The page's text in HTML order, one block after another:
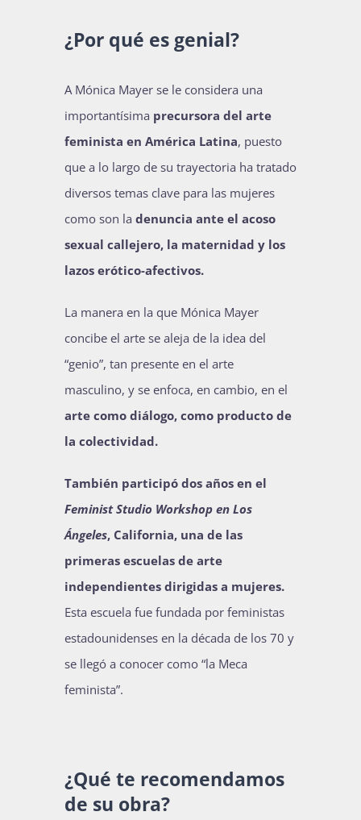
¿Por qué es genial?
A Mónica Mayer se le considera una
importantísima precursora del arte
feminista en América Latina, puesto
que a lo largo de su trayectoria ha tratado
diversos temas clave para las mujeres
como son la denuncia ante el acoso
sexual callejero, la maternidad y los
lazos erótico-afectivos.
La manera en la que Mónica Mayer
concibe el arte se aleja de la idea del
“genio”, tan presente en el arte
masculino, y se enfoca, en cambio, en el
arte como diálogo, como producto de
la colectividad.
También participó dos años en el
Feminist Studio Workshop en Los
Ángeles, California, una de las
primeras escuelas de arte
independientes dirigidas a mujeres.
Esta escuela fue fundada por feministas
estadounidenses en la década de los 70 y
se llegó a conocer como “la Meca
feminista”.
¿Qué te recomendamos
de su obra?